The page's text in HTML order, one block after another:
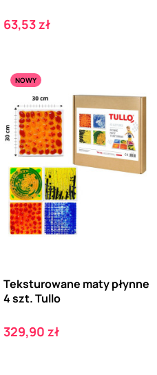
Cena
63,53 zł
NOWY
Teksturowane maty płynne
4 szt. Tullo
Cena
329,90 zł